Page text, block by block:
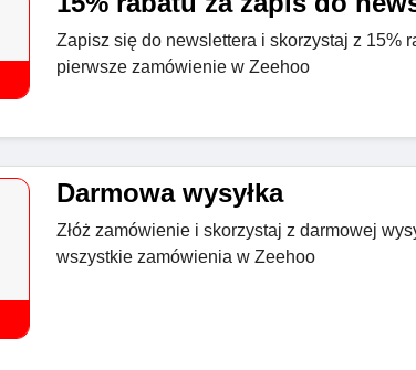
Zapisz się do newslettera i skorzystaj z 15%
pierwsze zamówienie w Zeehoo
Darmowa wysyłka
Złóż zamówienie i skorzystaj z darmowej
wszystkie zamówienia w Zeehoo